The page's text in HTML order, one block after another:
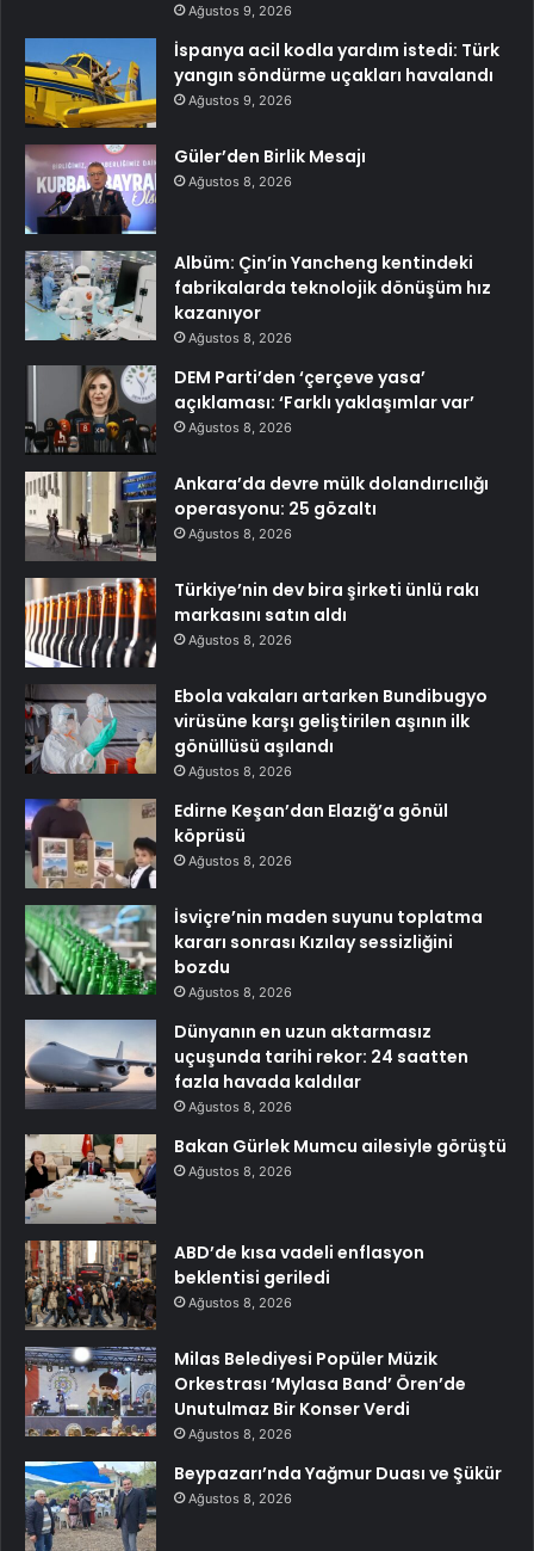
Ağustos 9, 2026
İspanya acil kodla yardım istedi: Türk
yangın söndürme uçakları havalandı
Ağustos 9, 2026
Güler’den Birlik Mesajı
Ağustos 8, 2026
Albüm: Çin’in Yancheng kentindeki
fabrikalarda teknolojik dönüşüm hız
kazanıyor
Ağustos 8, 2026
DEM Parti’den ‘çerçeve yasa’
açıklaması: ‘Farklı yaklaşımlar var’
Ağustos 8, 2026
Ankara’da devre mülk dolandırıcılığı
operasyonu: 25 gözaltı
Ağustos 8, 2026
Türkiye’nin dev bira şirketi ünlü rakı
markasını satın aldı
Ağustos 8, 2026
Ebola vakaları artarken Bundibugyo
virüsüne karşı geliştirilen aşının ilk
gönüllüsü aşılandı
Ağustos 8, 2026
Edirne Keşan’dan Elazığ’a gönül
köprüsü
Ağustos 8, 2026
İsviçre’nin maden suyunu toplatma
kararı sonrası Kızılay sessizliğini
bozdu
Ağustos 8, 2026
Dünyanın en uzun aktarmasız
uçuşunda tarihi rekor: 24 saatten
fazla havada kaldılar
Ağustos 8, 2026
Bakan Gürlek Mumcu ailesiyle görüştü
Ağustos 8, 2026
ABD’de kısa vadeli enflasyon
beklentisi geriledi
Ağustos 8, 2026
Milas Belediyesi Popüler Müzik
Orkestrası ‘Mylasa Band’ Ören’de
Unutulmaz Bir Konser Verdi
Ağustos 8, 2026
Beypazarı’nda Yağmur Duası ve Şükür
Ağustos 8, 2026